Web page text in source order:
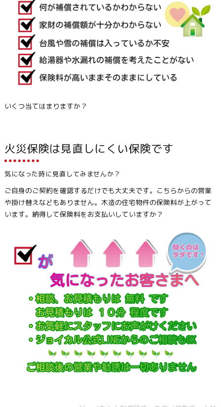
いくつ当てはまりますか？
気になった時に見直してみませんか？
火災保険は見直しにくい保険です
ご自身のご契約を確認するだけでも大丈夫です。こちらからの営業
や掛け替えなどもありません。木造の住宅物件の保険料が上がって
います。納得して保険料をお支払いしていますか？